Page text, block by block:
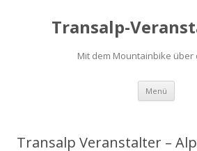
Transalp-
Mit dem Mountainbike über
Menü Zum
Transalp Veranstalter –